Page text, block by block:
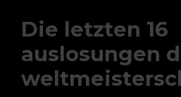
Die letzten 16
auslosungen